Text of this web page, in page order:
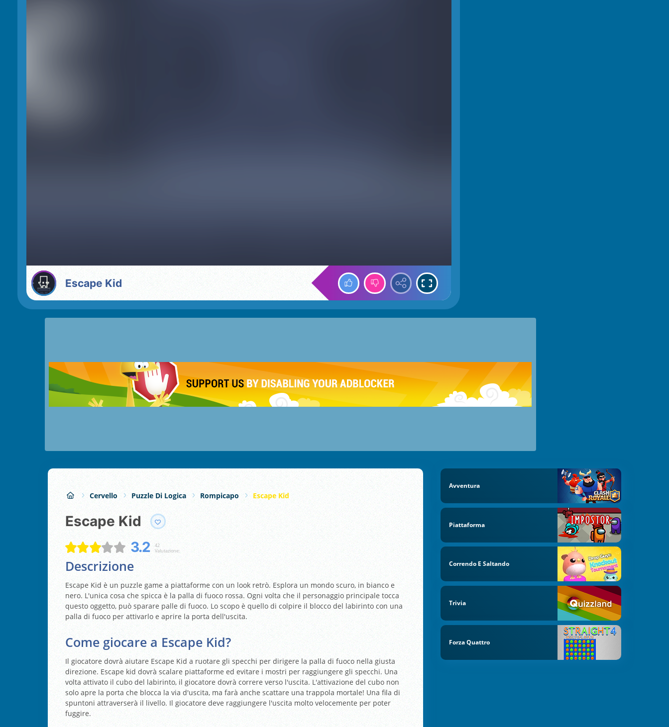
Escape Kid
Cervello Puzzle Di Logica Rompicapo Escape Kid
Escape Kid
3.2
42
Valutazione:
Descrizione
Escape Kid è un puzzle game a piattaforme con un look retrò. Esplora un mondo scuro, in bianco e
nero. L'unica cosa che spicca è la palla di fuoco rossa. Ogni volta che il personaggio principale tocca
questo oggetto, può sparare palle di fuoco. Lo scopo è quello di colpire il blocco del labirinto con una
palla di fuoco per attivarlo e aprire la porta dell'uscita.
Come giocare a Escape Kid?
Il giocatore dovrà aiutare Escape Kid a ruotare gli specchi per dirigere la palla di fuoco nella giusta
direzione. Escape kid dovrà scalare piattaforme ed evitare i mostri per raggiungere gli specchi. Una
volta attivato il cubo del labirinto, il giocatore dovrà correre verso l'uscita. L'attivazione del cubo non
solo apre la porta che blocca la via d'uscita, ma farà anche scattare una trappola mortale! Una fila di
spuntoni attraverserà il livello. Il giocatore deve raggiungere l'uscita molto velocemente per poter
fuggire.
Avventura
Piattaforma
Correndo E Saltando
Trivia
Forza Quattro